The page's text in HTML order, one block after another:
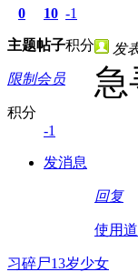
0
主题
10
帖子
-1
积分
限制会员
积分
-1
发消息
发
急
回复
使用
习碎尸13岁少女